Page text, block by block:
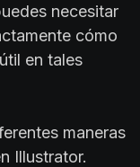
necesitar
cómo
en tales
maneras
Illustrator.